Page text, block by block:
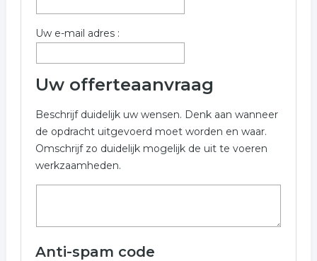
installatiebedrijf
Uw e-mail adres :
Uw offerteaanvraag
Beschrijf duidelijk uw wensen. Denk aan wanneer
de opdracht uitgevoerd moet worden en waar.
Omschrijf zo duidelijk mogelijk de uit te voeren
werkzaamheden.
Anti-spam code